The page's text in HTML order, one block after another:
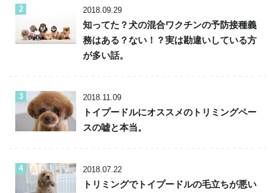
2018.09.29
知ってた？犬の混合ワクチンの予防接種義
務はある？ない！？実は勘違いしている方
が多い話。
2018.11.09
トイプードルにオススメのトリミングペー
スの嘘と本当。
2018.07.22
トリミングでトイプードルの毛立ちが悪い